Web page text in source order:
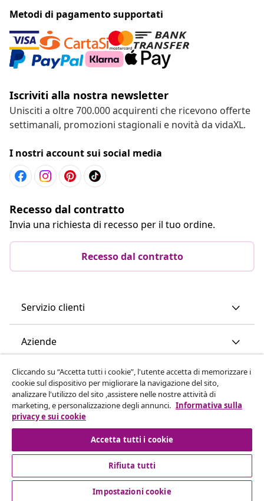
Metodi di pagamento supportati
Iscriviti alla nostra newsletter
Unisciti a oltre 700.000 acquirenti che ricevono offerte
settimanali, promozioni stagionali e novità da vidaXL.
I nostri account sui social media
Recesso dal contratto
Invia una richiesta di recesso per il tuo ordine.
Recesso dal contratto
Servizio clienti
Aziende
vidaXL
Scopri di più
Cliccando su “Accetta tutti i cookie”, l'utente accetta di memorizzare i
cookie sul dispositivo per migliorare la navigazione del sito,
analizzare l'utilizzo del sito ,assistere nelle nostre attività di
marketing, e personalizzazione degli annunci. Informativa sulla
privacy e sui cookie
Accetta tutti i cookie
Rifiuta tutti
Impostazioni cookie